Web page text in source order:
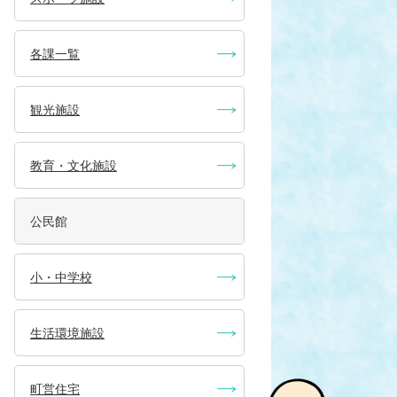
各課一覧
観光施設
教育・文化施設
公民館
小・中学校
生活環境施設
町営住宅